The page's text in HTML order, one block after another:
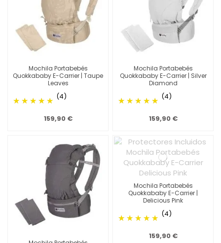
Mochila Portabebés
Quokkababy E-Carrier | Taupe
Leaves
(4)
159,90 €
Mochila Portabebés
Quokkababy E-Carrier | Silver
Diamond
(4)
159,90 €
Mochila Portabebés
Quokkababy E-Carrier |
Delicious Pink
(4)
159,90 €